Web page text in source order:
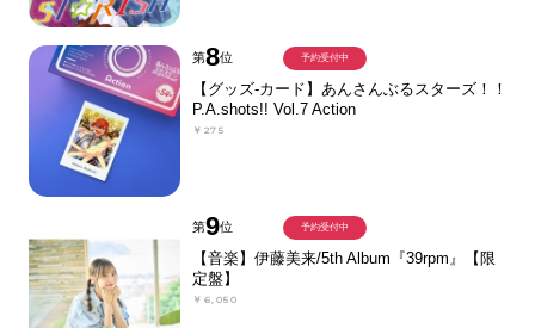
第8位
【グッズ-カード】あんさんぶるスターズ！！
P.A.shots!! Vol.7 Action
￥275
予約受付中
第9位
【音楽】伊藤美来/5th Album『39rpm』【限
定盤】
￥6,050
予約受付中